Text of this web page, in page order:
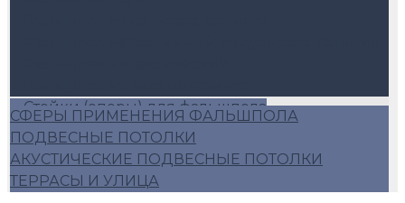
Стойки (опоры) для фальшпола
Стойки фальшпола K&R Design
Стойки фальшпола ECSO
Стойки фальшпола Lindner
Аксессуары для фальшпола
СФЕРЫ ПРИМЕНЕНИЯ ФАЛЬШПОЛА
ПОДВЕСНЫЕ ПОТОЛКИ
АКУСТИЧЕСКИЕ ПОДВЕСНЫЕ ПОТОЛКИ
ТЕРРАСЫ И УЛИЦА